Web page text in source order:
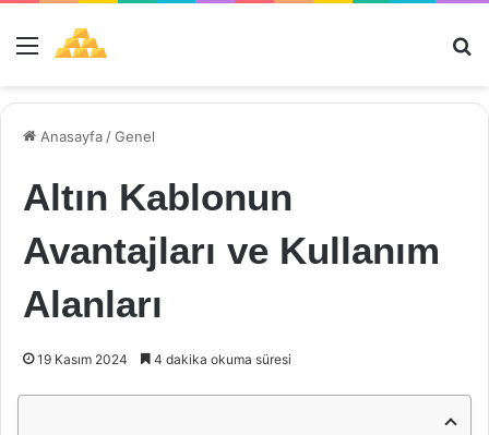
Menü
Anasayfa /Genel
Altın Kablonun
Avantajları ve Kullanım
Alanları
19 Kasım 2024 4 dakika okuma süresi